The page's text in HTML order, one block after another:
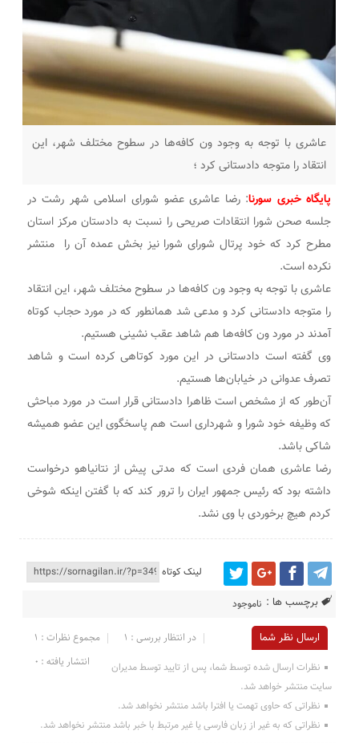
عاشری با توجه به وجود ون کافه‌ها در سطوح مختلف شهر، این
انتقاد را متوجه دادستانی کرد ؛
پایگاه خبری سورنا: رضا عاشری عضو شورای اسلامی شهر رشت در
جلسه صحن شورا انتقادات صریحی را نسبت به دادستان مرکز استان
مطرح کرد که خود پرتال شورای شورا نیز بخش عمده آن را منتشر
نکرده است.
عاشری با توجه به وجود ون کافه‌ها در سطوح مختلف شهر، این انتقاد
را متوجه دادستانی کرد و مدعی شد همانطور که در مورد حجاب کوتاه
آمدند در مورد ون کافه‌ها هم شاهد عقب نشینی هستیم.
وی گفته است دادستانی در این مورد کوتاهی کرده است و شاهد
تصرف عدوانی در خیابان‌ها هستیم.
آن‌طور که از مشخص است ظاهرا دادستانی قرار است در مورد مباحثی
که وظیفه خود شورا و شهرداری است هم پاسخگوی این عضو همیشه
شاکی باشد.
رضا عاشری همان فردی است که مدتی پیش از نتانیاهو درخواست
داشته بود که رئیس جمهور ایران را ترور کند که با گفتن اینکه شوخی
کردم هیچ برخوردی با وی نشد.
لینک کوتاه
برچسب ها : ناموجود
ارسال نظر شما مجموع نظرات : 1
در انتظار بررسی : 1
انتشار یافته : ۰
نظرات ارسال شده توسط شما، پس از تایید توسط مدیران
سایت منتشر خواهد شد.
نظراتی که حاوی تهمت یا افترا باشد منتشر نخواهد شد.
نظراتی که به غیر از زبان فارسی یا غیر مرتبط با خبر باشد منتشر نخواهد شد.